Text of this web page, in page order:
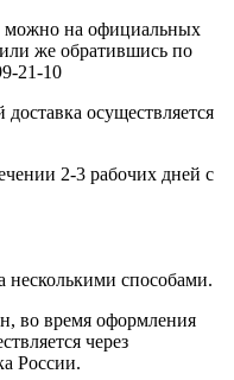
можно на официальных
же обратившись по
21-10
осуществляется
2-3 рабочих дней с
несколькими способами.
во время оформления
через
России.